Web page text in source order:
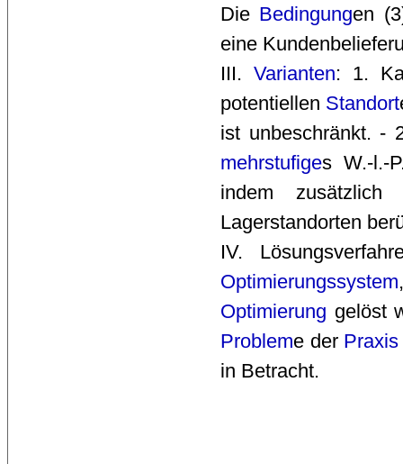
Die Bedingungen
eine
III. Varianten: 1.
potentiellen Standort
ist unbeschränkt. -
mehrstufiges W.-l.-
indem
Lagerstandorten
IV.
Optimierungssystem
Optimierung gelöst
Probleme der Praxis
in Betracht.